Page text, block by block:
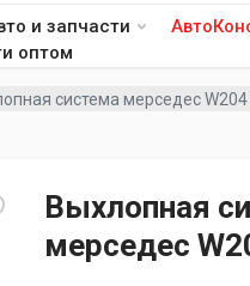
и запчасти
оптом
система мерседес W204
Выхлопная
мерседес